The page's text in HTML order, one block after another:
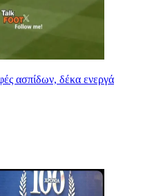
ασπίδων, δέκα ενεργά